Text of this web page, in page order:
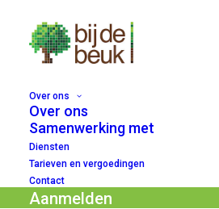
Over ons
Over ons
Samenwerking met
Diensten
Tarieven en vergoedingen
Contact
Aanmelden
foto-linda-van-kaam-
Home